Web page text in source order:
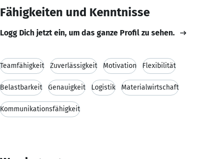
Fähigkeiten und Kenntnisse
Logg Dich jetzt ein, um das ganze Profil zu sehen.
Teamfähigkeit Zuverlässigkeit Motivation Flexibilität
Belastbarkeit Genauigkeit Logistik Materialwirtschaft
Kommunikationsfähigkeit